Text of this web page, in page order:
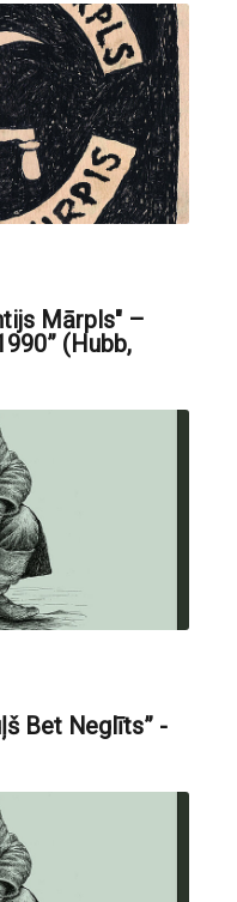
Mārpls" –
(Hubb,
Bet Neglīts” -